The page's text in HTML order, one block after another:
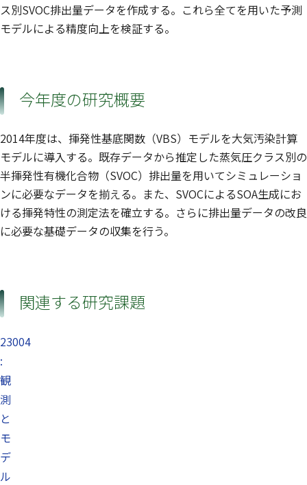
ス別SVOC排出量データを作成する。これら全てを用いた予測
モデルによる精度向上を検証する。
今年度の研究概要
2014年度は、揮発性基底関数（VBS）モデルを大気汚染計算
モデルに導入する。既存データから推定した蒸気圧クラス別の
半揮発性有機化合物（SVOC）排出量を用いてシミュレーショ
ンに必要なデータを揃える。また、SVOCによるSOA生成にお
ける揮発特性の測定法を確立する。さらに排出量データの改良
に必要な基礎データの収集を行う。
関連する研究課題
23004
:
観
測
と
モ
デ
ル